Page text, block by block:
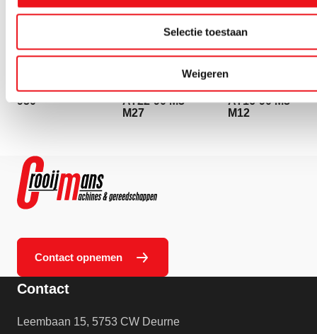
Selectie toestaan
Weigeren
Huvema
Tap AQ-08-
950
Huvema
Tab AT-27/II
AT22-90 M3-
M27
Huvema
Taparm HU
Tab AT-16/II
AT16-90 M3-
M12
Contact opnemen
Contact
Leembaan 15, 5753 CW Deurne